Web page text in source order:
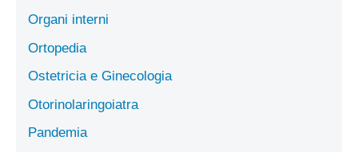
Organi interni
Ortopedia
Ostetricia e Ginecologia
Otorinolaringoiatra
Pandemia